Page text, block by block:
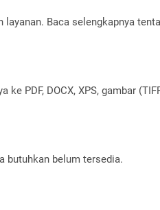
Baca selengkapnya
PDF, DOCX, XPS, gambar
butuhkan belum tersedia.